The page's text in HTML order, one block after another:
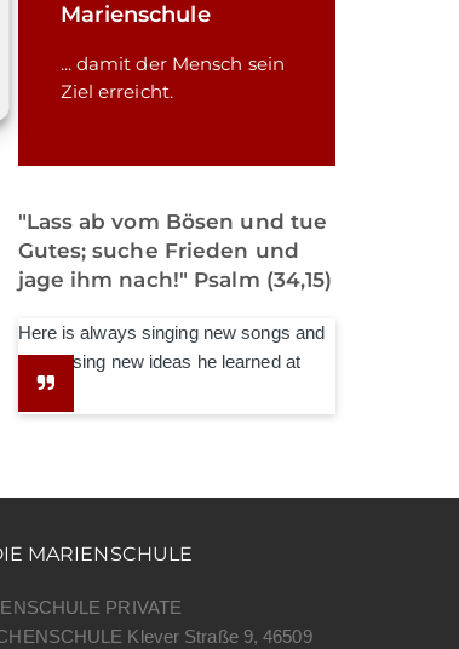
Marienschule
... damit der Mensch sein
Ziel erreicht.
"Lass ab vom Bösen und tue
Gutes; suche Frieden und
jage ihm nach!" Psalm (34,15)
Here is always singing new songs and
expressing new ideas he learned at
school.
MARIENSCHULE
PRIVATE
Klever Straße 9, 46509